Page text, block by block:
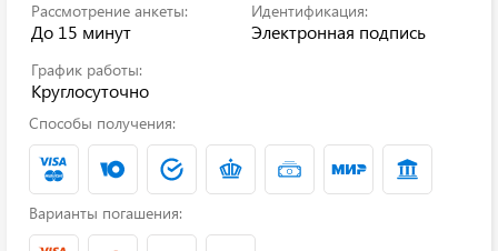
Рассмотрение анкеты:
До 15 минут
Идентификация:
Электронная подпись
График работы:
Круглосуточно
Способы получения:
Варианты погашения: